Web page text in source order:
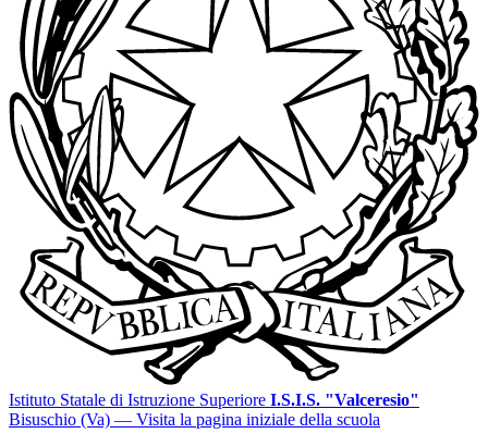
Istituto Statale di Istruzione Superiore I.S.I.S. "Valceresio"
Bisuschio (Va) — Visita la pagina iniziale della scuola